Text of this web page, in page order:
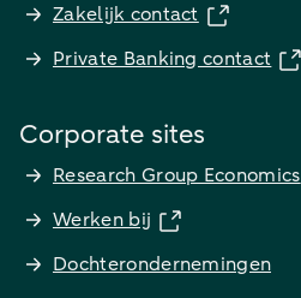
Zakelijk contact
Private Banking contact
Corporate sites
Research Group Economics
Werken bij
Dochterondernemingen